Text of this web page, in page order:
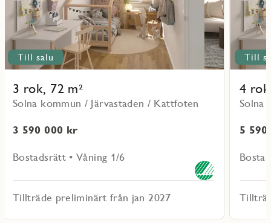
Till salu
3 rok, 72 m²
Solna kommun / Järvastaden / Kattfoten
3 590 000 kr
Bostadsrätt • Våning 1/6
Tillträde preliminärt från jan 2027
Till
4
Solna
5